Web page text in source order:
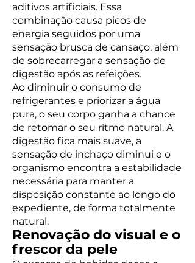
aditivos artificiais. Essa
combinação causa picos de
energia seguidos por uma
sensação brusca de cansaço, além
de sobrecarregar a sensação de
digestão após as refeições.
Ao diminuir o consumo de
refrigerantes e priorizar a água
pura, o seu corpo ganha a chance
de retomar o seu ritmo natural. A
digestão fica mais suave, a
sensação de inchaço diminui e o
organismo encontra a estabilidade
necessária para manter a
disposição constante ao longo do
expediente, de forma totalmente
natural.
Renovação do visual e o
frescor da pele